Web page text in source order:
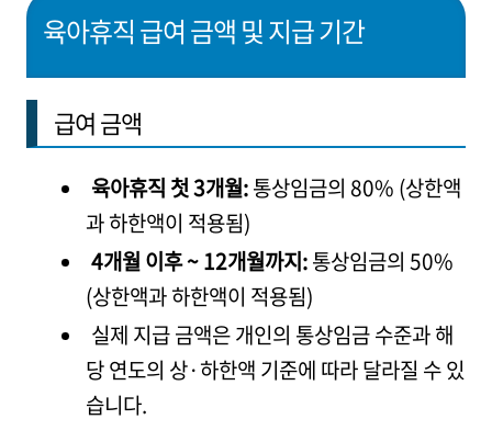
육아휴직 급여 금액 및 지급 기간
급여 금액
육아휴직 첫 3개월:통상임금의 80% (상한액
과 하한액이 적용됨)
4개월 이후 ~ 12개월까지:통상임금의 50%
(상한액과 하한액이 적용됨)
실제 지급 금액은 개인의 통상임금 수준과 해
당 연도의 상·하한액 기준에 따라 달라질 수 있
습니다.